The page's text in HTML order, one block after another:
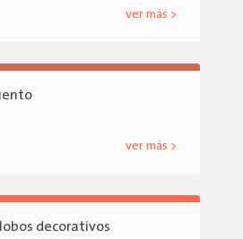
ver más >
ver más >
decorativos